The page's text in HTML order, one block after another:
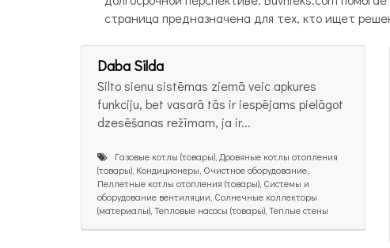
страница предназначена для тех, кто ищет
Daba Silda
Silto sienu sistēmas ziemā veic apkures
funkciju, bet vasarā tās ir iespējams pielāgot
dzesēšanas režīmam, ja ir...
Газовые котлы (товары), Дровяные котлы отопления
(товары), Кондиционеры, Очистное оборудование,
Пеллетные котлы отопления (товары), Системы и
оборудование вентиляции, Солнечные коллекторы
(материалы), Тепловые насосы (товары), Теплые стены